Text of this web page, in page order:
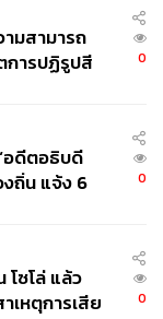
มสามารถ
การปฏิรูปสี
0
อดีตอธิบดี
ถิ่น แจ้ง 6
0
โซโล่ แล้ว
เหตุการเสีย
0